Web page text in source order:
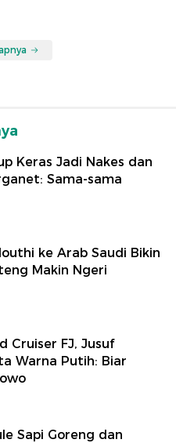
Keras Jadi Nakes dan
Sama-sama
ke Arab Saudi Bikin
Makin Ngeri
Cruiser FJ, Jusuf
Warna Putih: Biar
Sapi Goreng dan